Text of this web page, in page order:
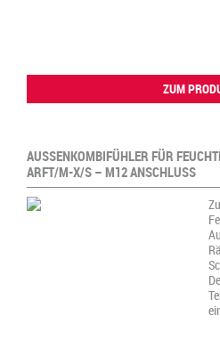
ZUM
AUSSENKOMBIFÜHLER FÜR
ARFT/M-X/S – M12 ANSCHLUSS